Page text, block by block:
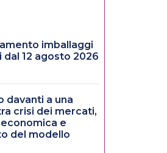
imballaggi
12 agosto 2026
davanti a una
crisi dei mercati,
e
del modello